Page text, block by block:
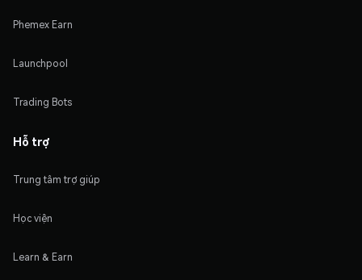
Phemex Earn
Launchpool
Trading Bots
Hỗ trợ
Trung tâm trợ giúp
Học viện
Learn & Earn